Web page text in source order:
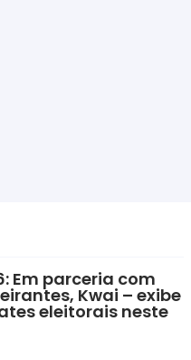
Em parceria com
Kwai – exibe
eleitorais neste